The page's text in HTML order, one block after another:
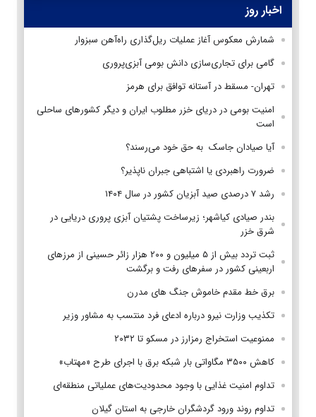
اخبار روز
شمارش معکوس آغاز عملیات ریل‌گذاری راه‌آهن سبزوار
گامی برای تجاری‌سازی دانش بومی آبزی‌پروری
تهران- مسقط در آستانه توافق برای هرمز
امنیت بومی در دریای خزر مطلوب ایران و دیگر کشورهای ساحلی
است
آیا صیادان جاسک به حق خود می‌رسند؟
ضرورت راهبردی یا اشتباهی جبران ناپذیر؟
رشد ۷ درصدی صید آبزیان کشور در سال ۱۴۰۴
بندر صیادی کیاشهر؛ زیرساخت پشتیان آبزی پروری دریایی در
شرق خزر
ثبت تردد بیش از ۵ میلیون و ۲۰۰ هزار زائر حسینی از مرزهای
اربعینی کشور در سفرهای رفت و برگشت
برق خط مقدم خاموش جنگ های مدرن
تکذیب وزارت نیرو درباره ادعای فرد منتسب به مشاور وزیر
ممنوعیت استخراج رمزارز در مسکو تا ۲۰۳۲
کاهش ۳۵۰۰ مگاواتی بار شبکه برق با اجرای طرح «مهتاب»
تداوم امنیت غذایی با وجود محدودیت‌های عملیاتی منطقه‌ای
تداوم روند ورود گردشگران خارجی به استان گیلان